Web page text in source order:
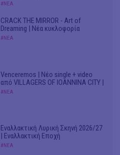
#ΝΕΑ
CRACK THE MIRROR - Art of
Dreaming | Νέα κυκλοφορία
#ΝΕΑ
Venceremos | Νέο single + video
από VILLAGERS OF IOANNINA CITY |
#ΝΕΑ
Εναλλακτική Λυρική Σκηνή 2026/27
| Εναλλακτική Εποχή
#ΝΕΑ